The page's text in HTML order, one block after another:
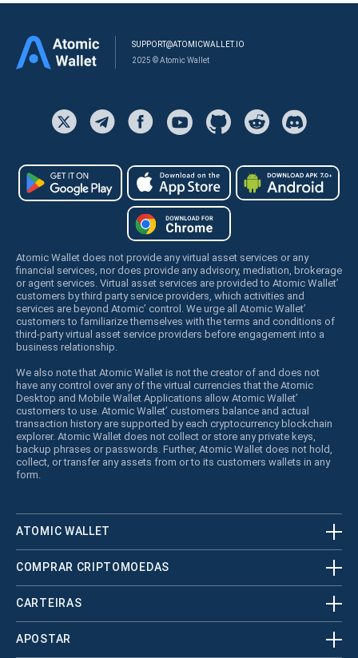
SUPPORT@ATOMICWALLET.IO
2025 © Atomic Wallet
Atomic Wallet does not provide any virtual asset services or any
financial services, nor does provide any advisory, mediation, brokerage
or agent services. Virtual asset services are provided to Atomic Wallet’
customers by third party service providers, which activities and
services are beyond Atomic’ control. We urge all Atomic Wallet’
customers to familiarize themselves with the terms and conditions of
third-party virtual asset service providers before engagement into a
business relationship.
We also note that Atomic Wallet is not the creator of and does not
have any control over any of the virtual currencies that the Atomic
Desktop and Mobile Wallet Applications allow Atomic Wallet’
customers to use. Atomic Wallet’ customers balance and actual
transaction history are supported by each cryptocurrency blockchain
explorer. Atomic Wallet does not collect or store any private keys,
backup phrases or passwords. Further, Atomic Wallet does not hold,
collect, or transfer any assets from or to its customers wallets in any
form.
ATOMIC WALLET
COMPRAR CRIPTOMOEDAS
CARTEIRAS
APOSTAR